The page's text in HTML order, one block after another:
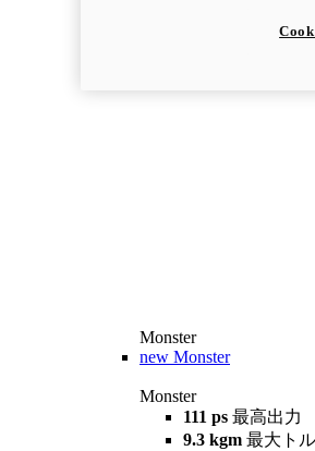
Monster
new Monster
Monster
111 ps 最高出力
9.3 kgm 最大ト